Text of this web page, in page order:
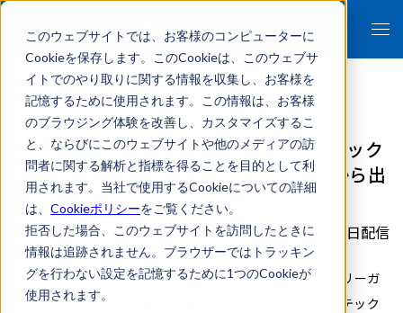
このウェブサイトでは、お客様のコンピューターに
Cookieを保存します。このCookieは、このウェブサ
イトでのやり取りに関する情報を収集し、お客様を
記憶するために使用されます。この情報は、お客様
のブラウジング体験を改善し、カスタマイズするこ
と、ならびにこのウェブサイトや他のメディアの訪
問者に関する解析と指標を得ることを目的として利
用されます。当社で使用するCookieについての詳細
は、 Cookieポリシーをご覧ください。
拒否した場合、このウェブサイトを訪問したときに
情報は追跡されません。ブラウザーではトラッキン
グを行わない設定を記憶するために1つのCookieが
使用されます。
FRONTEOが編著を務めた『リーガルテック
活用の最前線』が株式会社ぎょうせいから出
版されます
2020年10月27日配信
AI・IT技術で何ができるのか、業務はどう変わるのか？リーガ
ルテックを例にAIの最新活用事例を紹介した『リーガルテック